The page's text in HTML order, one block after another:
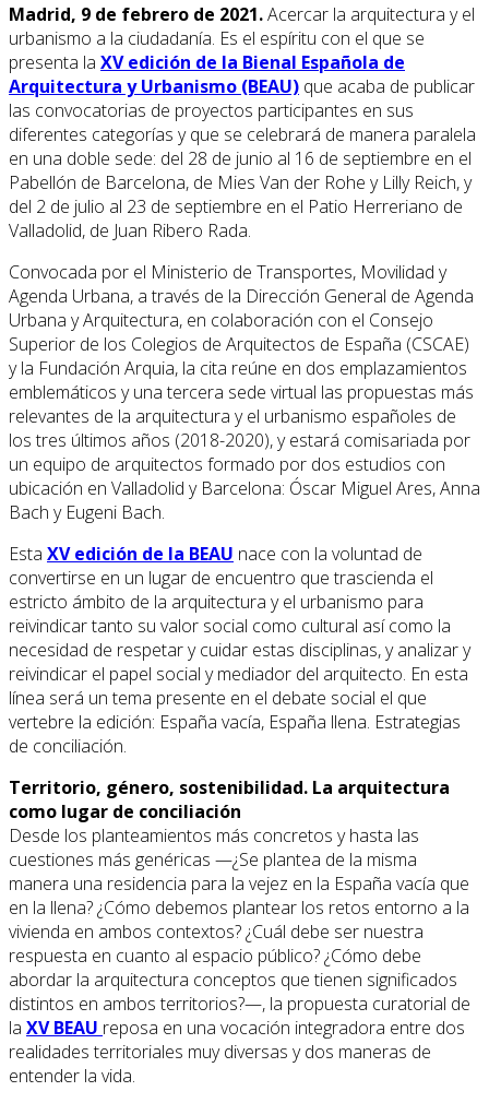
Madrid, 9 de febrero de 2021.Acercar la arquitectura y el
urbanismo a la ciudadanía. Es el espíritu con el que se
presenta la XV edición de la Bienal Española de
Arquitectura y Urbanismo (BEAU) que acaba de publicar
las convocatorias de proyectos participantes en sus
diferentes categorías y que se celebrará de manera paralela
en una doble sede: del 28 de junio al 16 de septiembre en el
Pabellón de Barcelona, de Mies Van der Rohe y Lilly Reich, y
del 2 de julio al 23 de septiembre en el Patio Herreriano de
Valladolid, de Juan Ribero Rada.
Convocada por el Ministerio de Transportes, Movilidad y
Agenda Urbana, a través de la Dirección General de Agenda
Urbana y Arquitectura, en colaboración con el Consejo
Superior de los Colegios de Arquitectos de España (CSCAE)
y la Fundación Arquia, la cita reúne en dos emplazamientos
emblemáticos y una tercera sede virtual las propuestas más
relevantes de la arquitectura y el urbanismo españoles de
los tres últimos años (2018-2020), y estará comisariada por
un equipo de arquitectos formado por dos estudios con
ubicación en Valladolid y Barcelona: Óscar Miguel Ares, Anna
Bach y Eugeni Bach.
Esta XV edición de la BEAU nace con la voluntad de
convertirse en un lugar de encuentro que trascienda el
estricto ámbito de la arquitectura y el urbanismo para
reivindicar tanto su valor social como cultural así como la
necesidad de respetar y cuidar estas disciplinas, y analizar y
reivindicar el papel social y mediador del arquitecto. En esta
línea será un tema presente en el debate social el que
vertebre la edición: España vacía, España llena. Estrategias
de conciliación.
Territorio, género, sostenibilidad. La arquitectura
como lugar de conciliación
Desde los planteamientos más concretos y hasta las
cuestiones más genéricas —¿Se plantea de la misma
manera una residencia para la vejez en la España vacía que
en la llena? ¿Cómo debemos plantear los retos entorno a la
vivienda en ambos contextos? ¿Cuál debe ser nuestra
respuesta en cuanto al espacio público? ¿Cómo debe
abordar la arquitectura conceptos que tienen significados
distintos en ambos territorios?—, la propuesta curatorial de
la XV BEAU reposa en una vocación integradora entre dos
realidades territoriales muy diversas y dos maneras de
entender la vida.